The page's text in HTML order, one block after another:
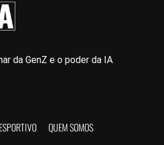
da GenZ e o poder da IA
QUEM SOMOS